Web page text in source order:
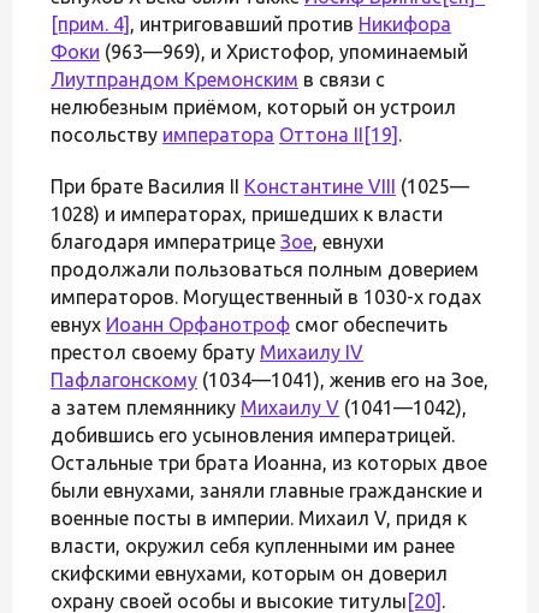
[прим. 4] , интриговавший против Никифора
Фоки (963—969), и Христофор, упоминаемый
Лиутпрандом Кремонским в связи с
нелюбезным приёмом, который он устроил
посольству императора Оттона II [19] .
При брате Василия II Константине VIII (1025—
1028) и императорах, пришедших к власти
благодаря императрице Зое, евнухи
продолжали пользоваться полным доверием
императоров. Могущественный в 1030-х годах
евнух Иоанн Орфанотроф смог обеспечить
престол своему брату Михаилу IV
Пафлагонскому (1034—1041), женив его на Зое,
а затем племяннику Михаилу V (1041—1042),
добившись его усыновления императрицей.
Остальные три брата Иоанна, из которых двое
были евнухами, заняли главные гражданские и
военные посты в империи. Михаил V, придя к
власти, окружил себя купленными им ранее
скифскими евнухами, которым он доверил
охрану своей особы и высокие титулы [20] .